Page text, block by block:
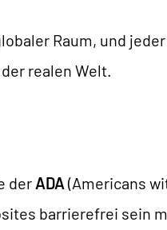
Raum, und
realen Welt.
der ADA (Americans
barrierefrei sein